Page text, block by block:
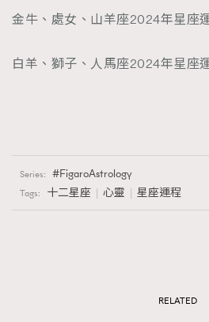
金牛、處女、山羊座2024年星座
白羊、獅子、人馬座2024年星座
Series: FigaroAstrology
Tags: 十二星座 心靈 星座運程
RELATED